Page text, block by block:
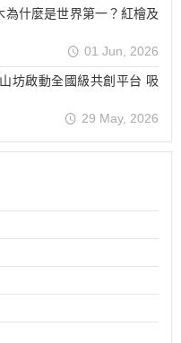
為什麼是世界第一？紅檜及
01 Jun, 2026
坊啟動全國級共創平台 吸
29 May, 2026